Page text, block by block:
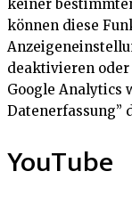
keiner
können diese
deaktivieren
Google Analytics
Datenerfassung”
YouTube